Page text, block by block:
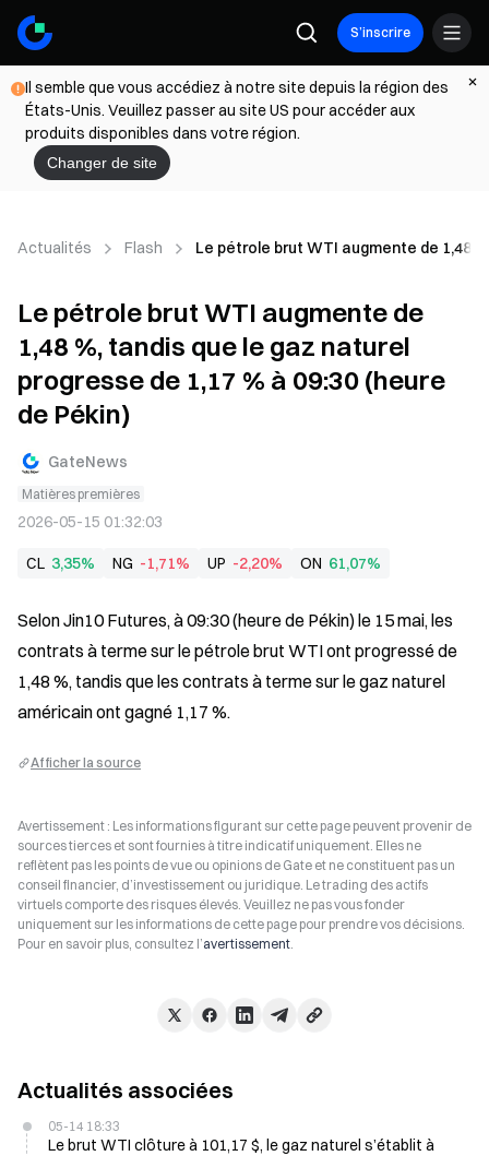
S’inscrire
Il semble que vous accédiez à notre site depuis la région des
États-Unis. Veuillez passer au site US pour accéder aux
produits disponibles dans votre région.
Changer de site
Actualités Flash Le pétrole brut WTI augmente de 1,48
Le pétrole brut WTI augmente de
1,48 %, tandis que le gaz naturel
progresse de 1,17 % à 09:30 (heure
de Pékin)
GateNews
Matières premières
2026-05-15 01:32:03
CL 3,35% NG -1,71% UP -2,20% ON 61,07%
Selon Jin10 Futures, à 09:30 (heure de Pékin) le 15 mai, les
contrats à terme sur le pétrole brut WTI ont progressé de
1,48 %, tandis que les contrats à terme sur le gaz naturel
américain ont gagné 1,17 %.
Afficher la source
Avertissement : Les informations figurant sur cette page peuvent provenir de
sources tierces et sont fournies à titre indicatif uniquement. Elles ne
reflètent pas les points de vue ou opinions de Gate et ne constituent pas un
conseil financier, d’investissement ou juridique. Le trading des actifs
virtuels comporte des risques élevés. Veuillez ne pas vous fonder
uniquement sur les informations de cette page pour prendre vos décisions.
Pour en savoir plus, consultez l’avertissement.
Actualités associées
05-14 18:33
Le brut WTI clôture à 101,17 $, le gaz naturel s’établit à